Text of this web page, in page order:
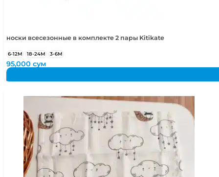
носки всесезонные в комплекте 2 пары Kitikate
6-12М 18-24М 3-6М
95,000сум